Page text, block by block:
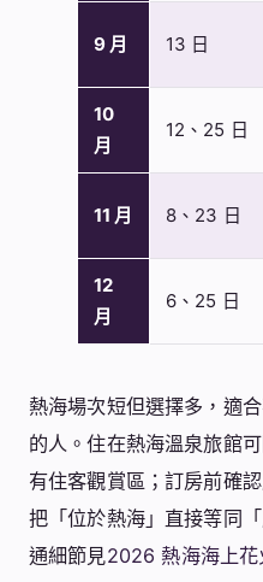
9 月 13 日
10
月
12、25 日
11 月 8、23 日
12
月
6、25 日
熱海場次短但選擇多，適
的人。住在熱海溫泉旅館
有住客觀賞區；訂房前確
把「位於熱海」直接等同
通細節見2026 熱海海上花